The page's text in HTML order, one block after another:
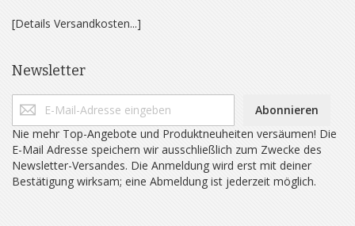
[Details Versandkosten...]
Newsletter
Abonnieren
Nie mehr Top-Angebote und Produktneuheiten versäumen! Die
E-Mail Adresse speichern wir ausschließlich zum Zwecke des
Newsletter-Versandes. Die Anmeldung wird erst mit deiner
Bestätigung wirksam; eine Abmeldung ist jederzeit möglich.